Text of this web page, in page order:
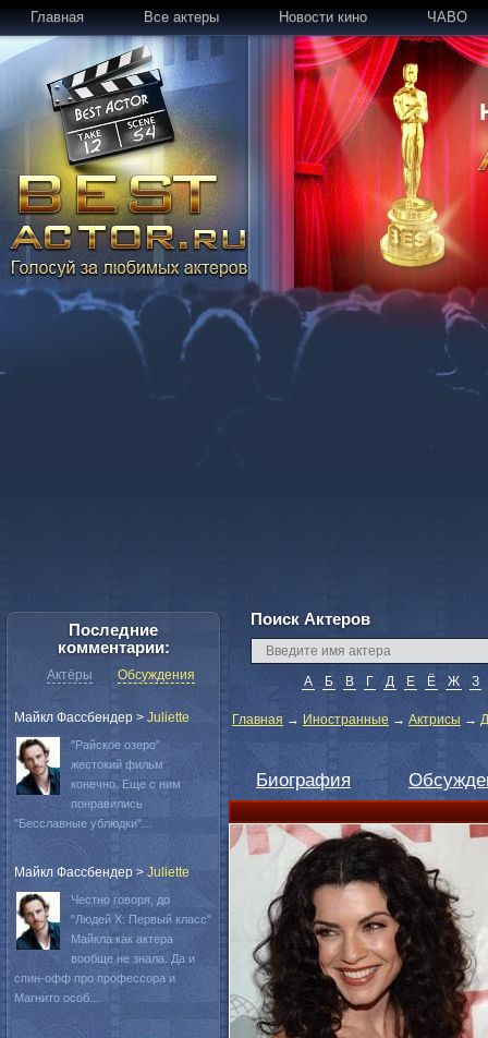
Главная Все актеры Новости кино ЧАВО
Поиск Актеров
А Б В Г Д Е Ё Ж З
Главная → Иностранные → Актрисы →
Биография
Последние
комментарии:
Актёры Обсуждения
Майкл Фассбендер > Juliette
"Райское озеро"
жестокий фильм
конечно. Еще с ним
понравились
"Бесславные ублюдки"...
Майкл Фассбендер > Juliette
Честно говоря, до
"Людей Х: Первый класс"
Майкла как актера
вообще не знала. Да и
спин-офф про профессора и
Магнито особ...